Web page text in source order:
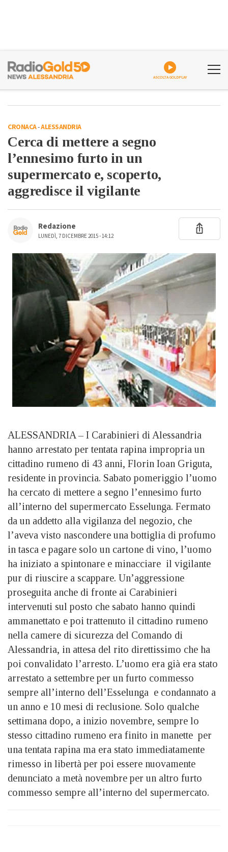
ASCOLTA GOLDPLAY
CRONACA-ALESSANDRIA
Cerca di mettere a segno
l’ennesimo furto in un
supermercato e, scoperto,
aggredisce il vigilante
Redazione
LUNEDÌ, 7 DICEMBRE 2015 - 14:12
ALESSANDRIA – I Carabinieri di Alessandria
hanno arrestato per tentata rapina impropria un
cittadino rumeno di 43 anni, Florin Ioan Griguta,
residente in provincia. Sabato pomeriggio l’uomo
ha cercato di mettere a segno l’ennesimo furto
all’interno del supermercato Esselunga. Fermato
da un addetto alla vigilanza del negozio, che
l’aveva visto nascondere una bottiglia di profumo
in tasca e pagare solo un cartone di vino, l’uomo
ha iniziato a spintonare e minacciare il vigilante
pur di riuscire a scappare. Un’aggressione
proseguita anche di fronte ai Carabinieri
intervenuti sul posto che sabato hanno quindi
ammanettato e poi trattenuto il cittadino rumeno
nella camere di sicurezza del Comando di
Alessandria, in attesa del rito direttissimo che ha
poi convalidato l’arresto. L’uomo era già era stato
arrestato a settembre per un furto commesso
sempre all’interno dell’Esselunga e condannato a
un anno e 10 mesi di reclusione. Solo qualche
settimana dopo, a inizio novembre, sempre lo
stesso cittadino rumeno era finito in manette per
una tentata rapina ma era stato immediatamente
rimesso in libertà per poi essere nuovamente
denunciato a metà novembre per un altro furto
commesso sempre all’interno del supermercato.